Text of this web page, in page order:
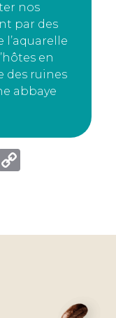
nos
par des
l’aquarelle
en
des ruines
abbaye